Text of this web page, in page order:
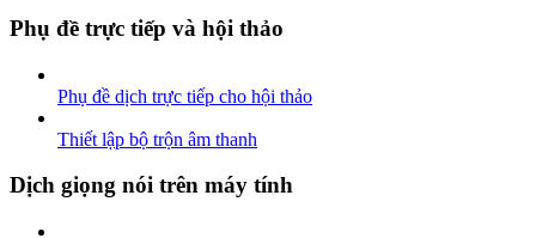
Phụ đề trực tiếp và hội thảo
Phụ đề dịch trực tiếp cho hội thảo
Thiết lập bộ trộn âm thanh
Dịch giọng nói trên máy tính